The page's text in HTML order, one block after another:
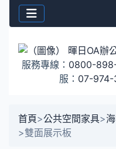
服務專線： 0800-
服： 07-
首頁>公共空間家具>
>雙面展示板